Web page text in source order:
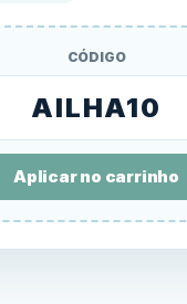
CÓDIGO
AILHA10
Aplicar no carrinho